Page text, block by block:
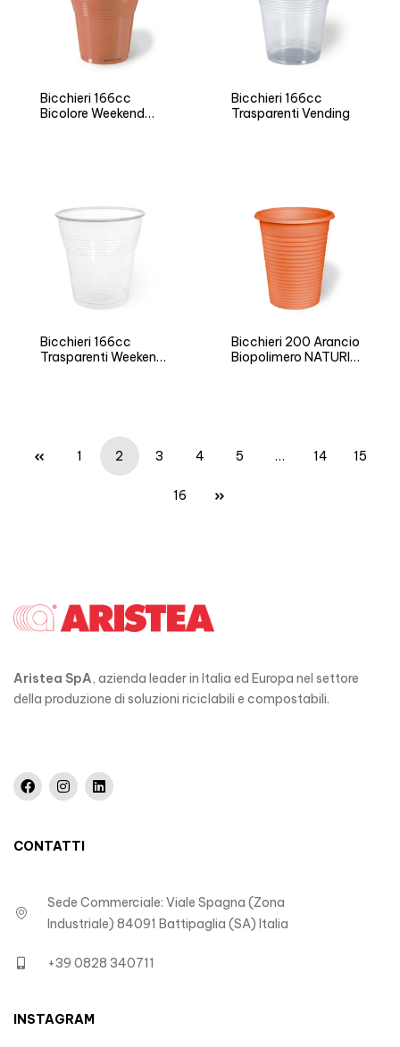
Bicchieri 166cc
Bicolore Weekend
Bicchieri 166cc
Trasparenti Vending
Bicchieri 166cc
Trasparenti Weekend
Bicchieri 200 Arancio
Biopolimero NATURIA
1 2 3 4 5 … 14 15
16
Aristea SpA, azienda leader in Italia ed Europa nel settore
della produzione di soluzioni riciclabili e compostabili.
CONTATTI
Sede Commerciale: Viale Spagna (Zona
Industriale) 84091 Battipaglia (SA) Italia
+39 0828 340711
INSTAGRAM